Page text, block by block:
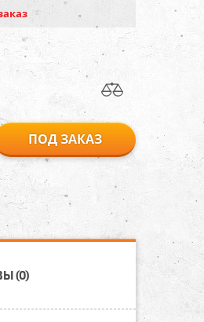
ПОД ЗАКАЗ
(0)